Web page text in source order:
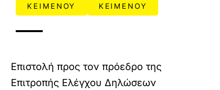
ΚΕΙΜΕΝΟΥ
ΚΕΙΜΕΝΟΥ
Επιστολή προς τον πρόεδρο της
Επιτροπής Ελέγχου Δηλώσεων